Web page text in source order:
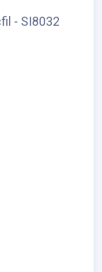
- SI8032